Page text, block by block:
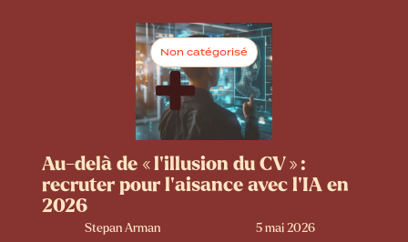
Non catégorisé
Au-delà de « l’illusion du CV » :
recruter pour l’aisance avec l’IA en
2026
Stepan Arman 5 mai 2026